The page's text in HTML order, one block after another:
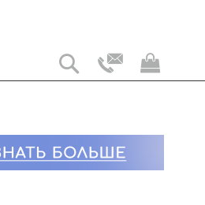
Моя